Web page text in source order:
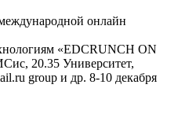
онлайн
«EDCRUNCH ON
20.35 Университет,
group и др. 8-10 декабря